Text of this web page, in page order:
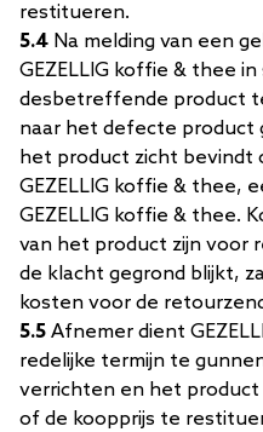
restitueren.
5.4 Na melding van een
GEZELLIG koffie & thee
desbetreffende product
naar het defecte product
het product zicht bevindt
GEZELLIG koffie & thee,
GEZELLIG koffie & thee.
van het product zijn voor
de klacht gegrond blijkt,
kosten voor de
5.5 Afnemer dient
redelijke termijn te
verrichten en het
of de koopprijs te